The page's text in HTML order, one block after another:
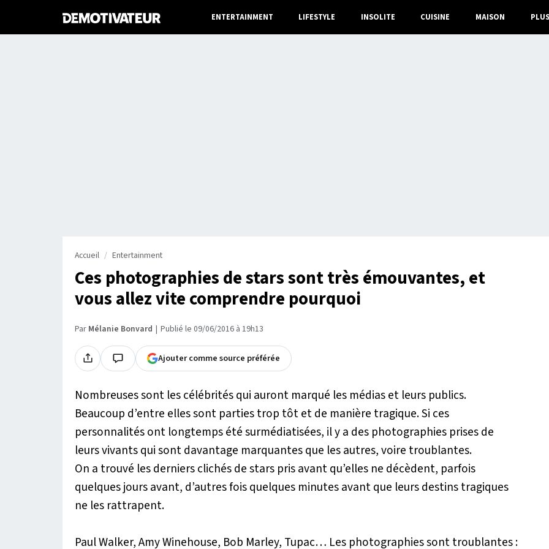
ENTERTAINMENT LIFESTYLE INSOLITE CUISINE MAISON PLUS
Accueil Entertainment
Ces photographies de stars sont très émouvantes, et
vous allez vite comprendre pourquoi
Par Mélanie Bonvard Publié le 09/06/2016 à 19h13
Ajouter comme source préférée
Nombreuses sont les célébrités qui auront marqué les médias et leurs publics.
Beaucoup d’entre elles sont parties trop tôt et de manière tragique. Si ces
personnalités ont longtemps été surmédiatisées, il y a des photographies prises de
leurs vivants qui sont davantage marquantes que les autres, voire troublantes.
On a trouvé les derniers clichés de stars pris avant qu’elles ne décèdent, parfois
quelques jours avant, d’autres fois quelques minutes avant que leurs destins tragiques
ne les rattrapent.
Paul Walker, Amy Winehouse, Bob Marley, Tupac… Les photographies sont troublantes :